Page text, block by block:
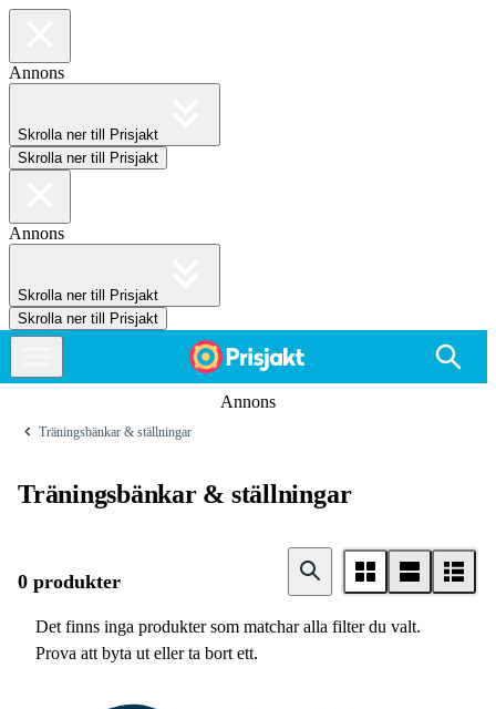
Annons
Skrolla ner till Prisjakt
Skrolla ner till Prisjakt
Annons
Skrolla ner till Prisjakt
Skrolla ner till Prisjakt
Annons
Träningsbänkar & ställningar
Träningsbänkar & ställningar
0 produkter
Det finns inga produkter som matchar alla filter du valt.
Prova att byta ut eller ta bort ett.